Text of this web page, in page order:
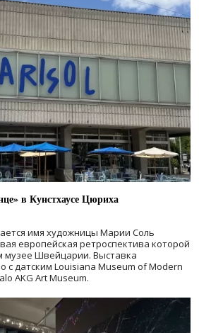
в Кунстхаусе Цюриха
имя художницы Марии Соль
европейская ретроспектива которой
музее Швейцарии. Выставка
с датским Louisiana Museum of Modern
AKG Art Museum.